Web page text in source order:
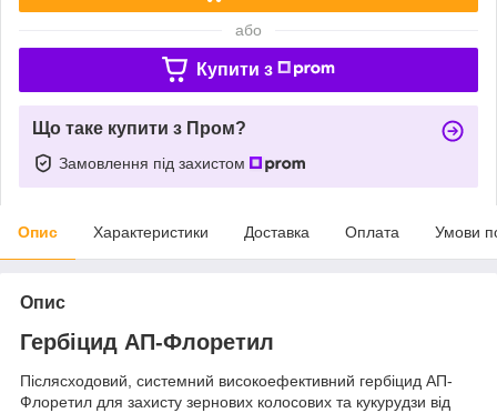
або
Купити з
Що таке купити з Пром?
Замовлення під захистом
Опис Характеристики Доставка Оплата Умови
Опис
Гербіцид АП-Флоретил
Післясходовий, системний високоефективний гербіцид АП-
Флоретил для захисту зернових колосових та кукурудзи від